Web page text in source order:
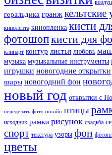
геральдика гранж кельтские
кинолента кинопленка кисти
фотошопкисти для
клипарт контур листья любовь
музыка музыкальные инструменты
игрушки новогодние открытки
шары новогодний фон
новый год открытки с
переделать фото онлайн птицы
исходник рамки рисунок свадьба
спорт текстура узоры фон
цветы